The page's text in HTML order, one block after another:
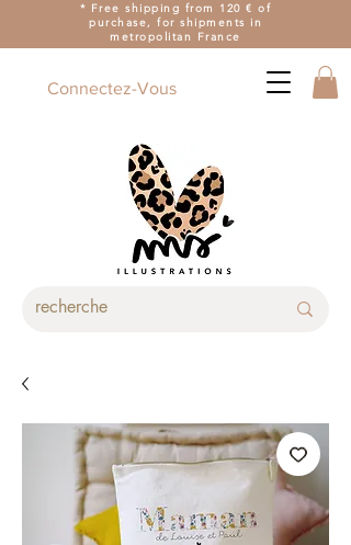
* Free shipping from 120 € of
purchase, for shipments in
metropolitan France
Connectez-Vous